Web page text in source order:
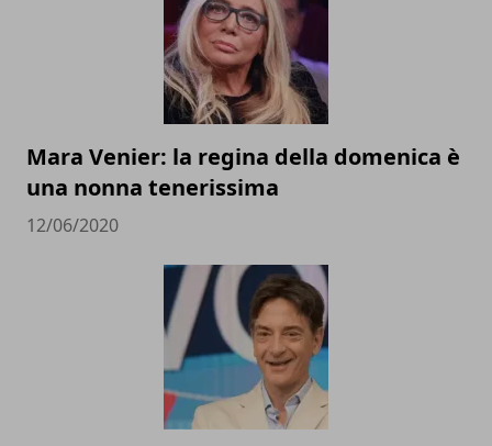
Mara Venier: la regina della domenica è
una nonna tenerissima
12/06/2020